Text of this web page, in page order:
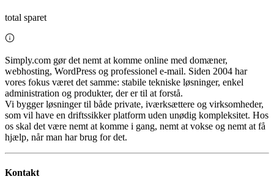
total sparet
Simply.com gør det nemt at komme online med domæner,
webhosting, WordPress og professionel e-mail. Siden 2004 har
vores fokus været det samme: stabile tekniske løsninger, enkel
administration og produkter, der er til at forstå.
Vi bygger løsninger til både private, iværksættere og virksomheder,
som vil have en driftssikker platform uden unødig kompleksitet. Hos
os skal det være nemt at komme i gang, nemt at vokse og nemt at få
hjælp, når man har brug for det.
Kontakt